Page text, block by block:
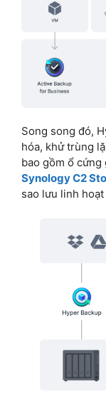
Song song đó,
hóa, khử trùng
bao gồm ổ cứng
Synology C2
sao lưu linh hoạt